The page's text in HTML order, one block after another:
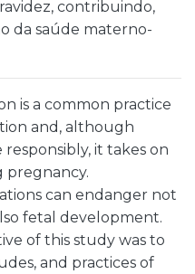
contribuindo,
da saúde materno-
is a common practice
and, although
it takes on
pregnancy.
can endanger not
fetal development.
of this study was to
and practices of